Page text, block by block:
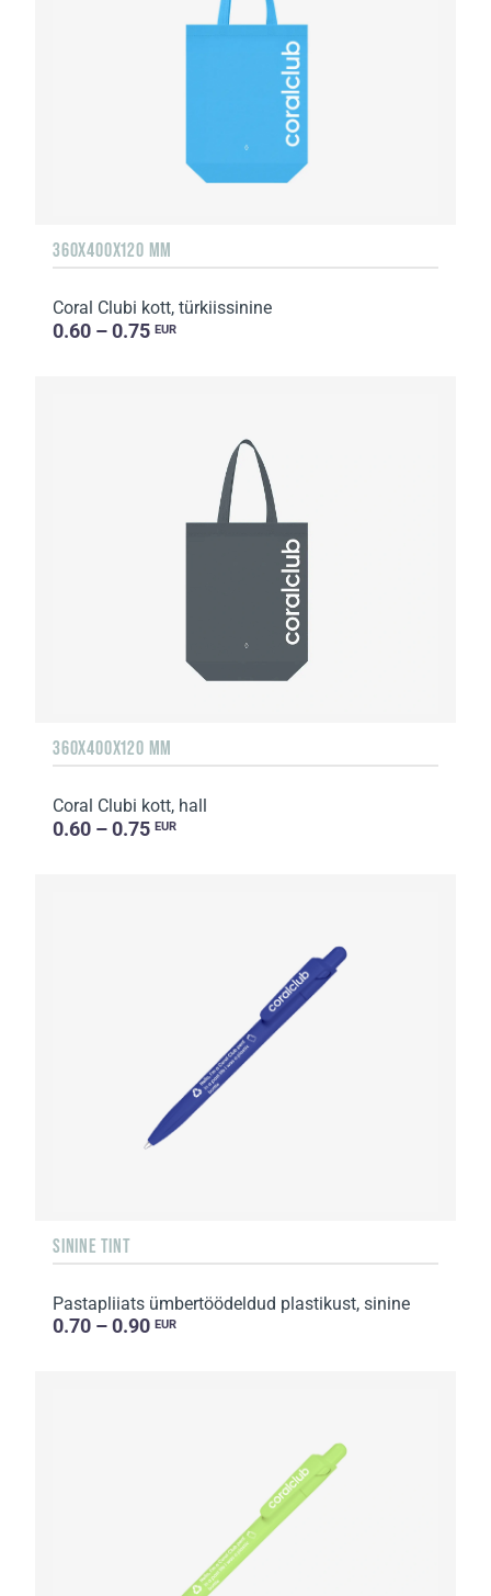
360Х400Х120 MM
Coral Clubi kott, türkiissinine
0.60 – 0.75 EUR
360Х400Х120 MM
Coral Clubi kott, hall
0.60 – 0.75 EUR
SININE TINT
Pastapliiats ümbertöödeldud plastikust, sinine
0.70 – 0.90 EUR